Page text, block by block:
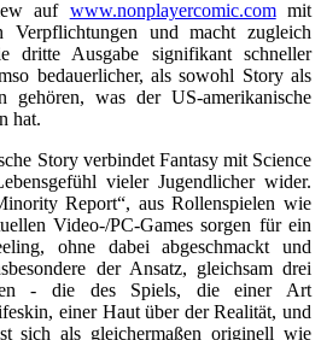
auf www.nonplayercomic.commit
Verpflichtungen und macht zugleich
dritte Ausgabe signifikant schneller
bedauerlicher, als sowohl Story als
gehören, was der US-amerikanische
hat.
Story verbindet Fantasy mit Science
vieler Jugendlicher wider.
Report“, aus Rollenspielen wie
Video-/PC-Games sorgen für ein
ohne dabei abgeschmackt und
der Ansatz, gleichsam drei
- die des Spiels, die einer Art
einer Haut über der Realität, und
sich als gleichermaßen originell wie